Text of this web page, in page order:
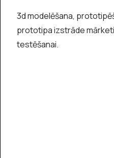
3d modelēšana,
prototipa izstrāde
testēšanai.